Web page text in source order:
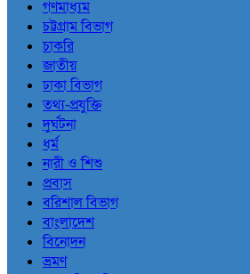
গণমাধ্যম
চট্টগ্রাম বিভাগ
চাকরি
জাতীয়
ঢাকা বিভাগ
তথ্য-প্রযুক্তি
দুর্ঘটনা
ধর্ম
নারী ও শিশু
প্রবাস
বরিশাল বিভাগ
বাংলাদেশ
বিনোদন
ভ্রমণ